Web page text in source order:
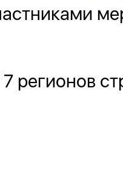
регионов